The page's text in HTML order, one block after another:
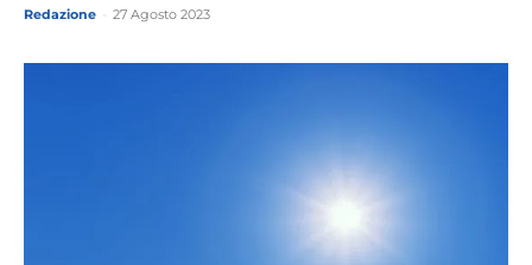
Redazione 27 Agosto 2023